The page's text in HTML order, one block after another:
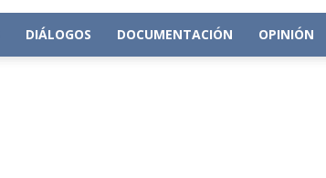
Conversacion
DIÁLOGOS DOCUMENTACIÓN OPINIÓN